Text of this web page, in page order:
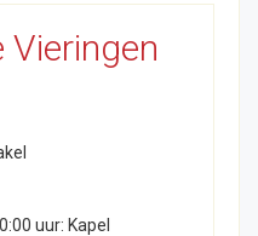
Vieringen
uur: Kapel